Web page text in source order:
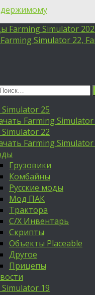
Farming Simulator
Simulator 22,
25
Farming Simulator
22
Farming Simulator
Грузовики
Комбайны
Русские моды
Мод ПАК
Трактора
С/Х Инвентарь
Скрипты
Объекты Placeable
Другое
Прицепы
19